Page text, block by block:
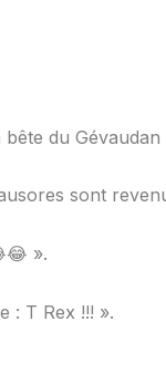
bête du
sont
».
: T Rex !!! ».